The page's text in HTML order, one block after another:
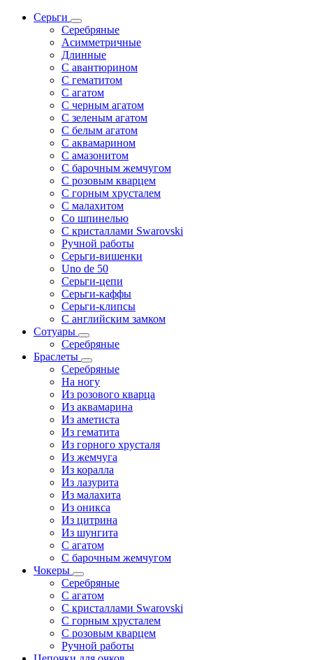
Серьги
Серебряные
Асимметричные
Длинные
С авантюрином
С гематитом
С агатом
С черным агатом
С зеленым агатом
С белым агатом
С аквамарином
С амазонитом
С барочным жемчугом
С розовым кварцем
С горным хрусталем
С малахитом
Со шпинелью
С кристаллами Swarovski
Ручной работы
Серьги-вишенки
Uno de 50
Серьги-цепи
Серьги-каффы
Серьги-клипсы
С английским замком
Сотуары
Серебряные
Браслеты
Серебряные
На ногу
Из розового кварца
Из аквамарина
Из аметиста
Из гематита
Из горного хрусталя
Из жемчуга
Из коралла
Из лазурита
Из малахита
Из оникса
Из цитрина
Из шунгита
С агатом
С барочным жемчугом
Чокеры
Серебряные
С агатом
С кристаллами Swarovski
С горным хрусталем
С розовым кварцем
Ручной работы